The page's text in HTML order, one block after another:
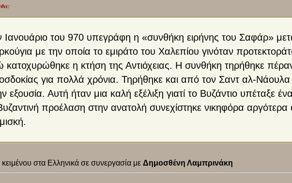
Ιανουάριο του 970 υπεγράφη η «συνθήκη ειρήνης του Σαφάρ»
με την οποία το εμιράτο του Χαλεπίου γινόταν
κατοχυρώθηκε η κτήση της Αντιόχειας. Η συνθήκη τηρήθηκε
για πολλά χρόνια. Τηρήθηκε και από τον Σαντ αλ-
εξουσία. Αυτή ήταν μια καλή εξέλιξη γιατί το Βυζάντιο υπέταξε
προέλαση στην ανατολή συνεχίστηκε νικηφόρα
στα Ελληνικά σε συνεργασία με Δημοσθένη Λαμπρινάκη